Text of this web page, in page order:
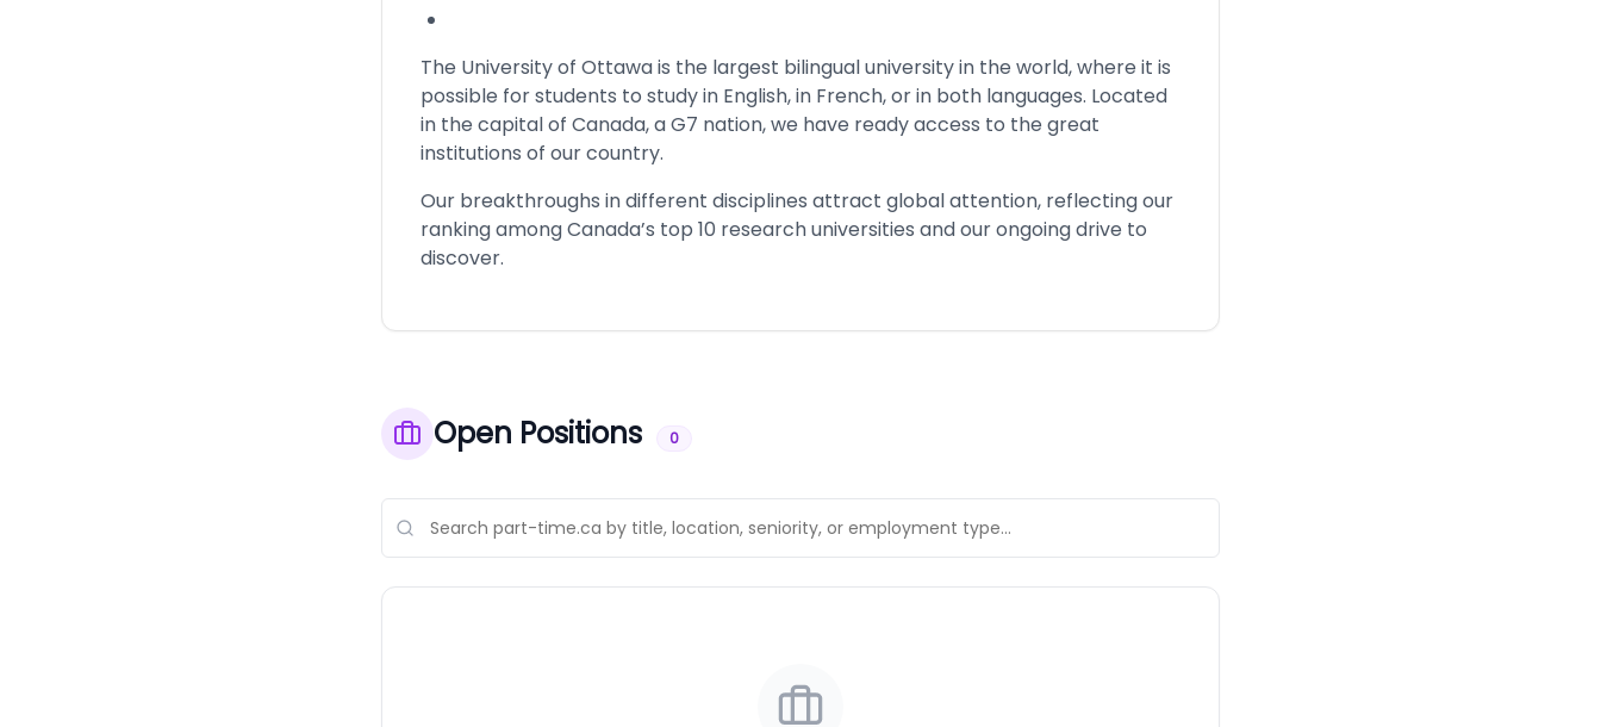
The University of Ottawa is the largest bilingual university in the world, where it is
possible for students to study in English, in French, or in both languages. Located
in the capital of Canada, a G7 nation, we have ready access to the great
institutions of our country.
Our breakthroughs in different disciplines attract global attention, reflecting our
ranking among Canada’s top 10 research universities and our ongoing drive to
discover.
Open Positions 0